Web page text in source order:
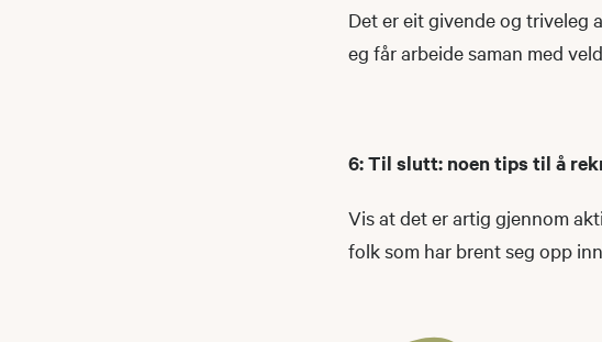
Det er eit givende og triveleg
eg får arbeide saman med
6: Til slutt: noen tips til å
Vis at det er artig gjennom
folk som har brent seg opp